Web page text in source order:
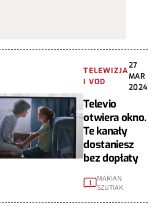
TELEWIZJA
I VOD
27
MAR
2024
Televio
otwiera okno.
Te kanały
dostaniesz
bez dopłaty
1
MARIAN
SZUTIAK